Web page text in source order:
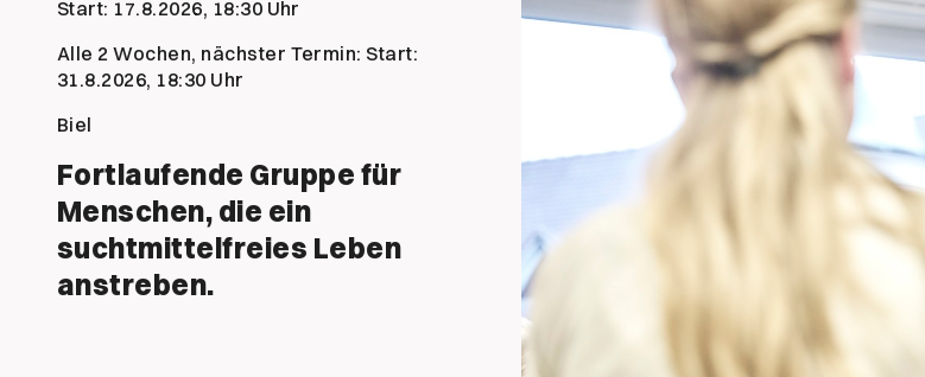
Start: 17.8.2026, 18:30 Uhr
Alle 2 Wochen, nächster Termin: Start:
31.8.2026, 18:30 Uhr
Biel
Fortlaufende Gruppe für
Menschen, die ein
suchtmittelfreies Leben
anstreben.